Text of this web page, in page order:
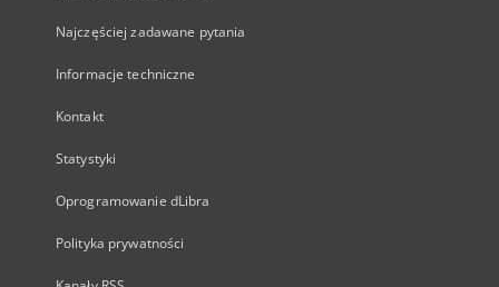
Najczęściej zadawane pytania
Informacje techniczne
Kontakt
Statystyki
Oprogramowanie dLibra
Polityka prywatności